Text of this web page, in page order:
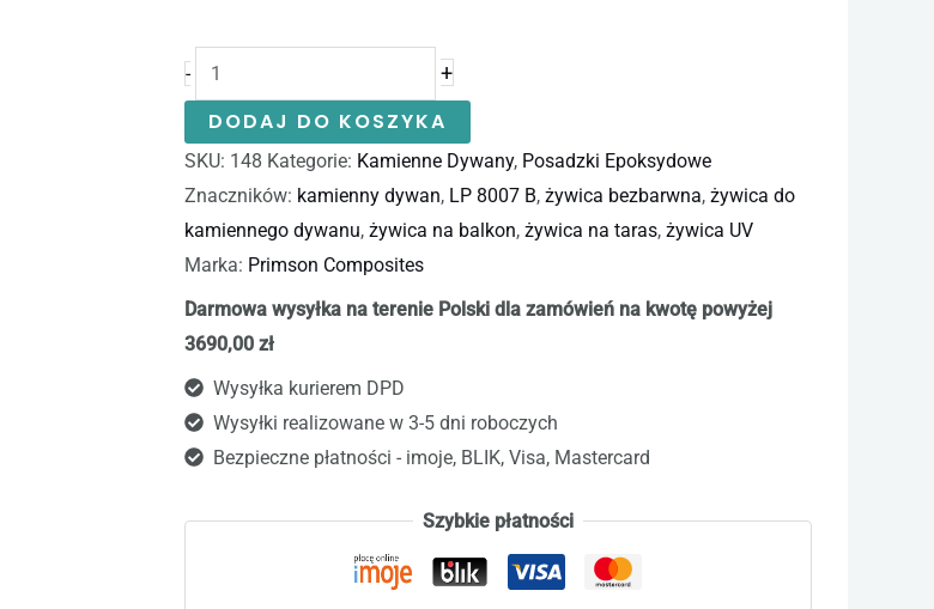
- +
DODAJ DO KOSZYKA
SKU: 148 Kategorie: Kamienne Dywany, Posadzki Epoksydowe
Znaczników: kamienny dywan, LP 8007 B, żywica bezbarwna, żywica do
kamiennego dywanu, żywica na balkon, żywica na taras, żywica UV
Marka: Primson Composites
Darmowa wysyłka na terenie Polski dla zamówień na kwotę powyżej
3690,00 zł
Wysyłka kurierem DPD
Wysyłki realizowane w 3-5 dni roboczych
Bezpieczne płatności - imoje, BLIK, Visa, Mastercard
Szybkie płatności